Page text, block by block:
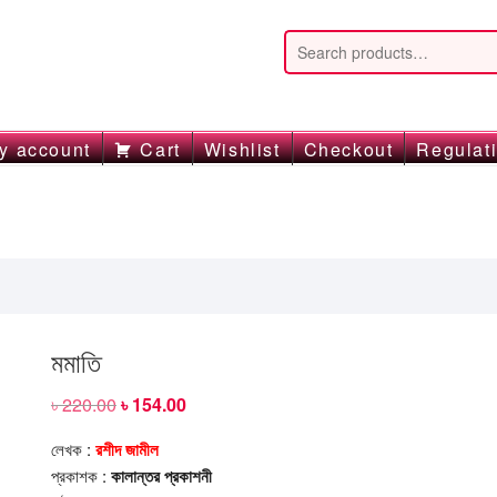
account Cart Wishlist Checkout
মমাতি
৳220.00Original
was:
৳ 220.00.
৳154.00Current
লেখক : রশীদ জামীল
প্রকাশক : কালান্তর প্রকাশনী